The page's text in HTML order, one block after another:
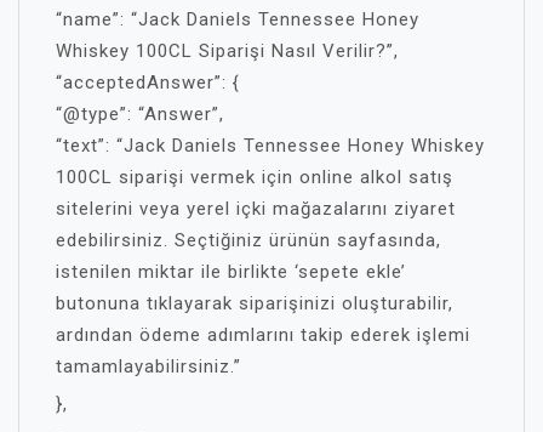
“name”: “Jack Daniels Tennessee Honey
Whiskey 100CL Siparişi Nasıl Verilir?”,
“acceptedAnswer”: {
“@type”: “Answer”,
“text”: “Jack Daniels Tennessee Honey Whiskey
100CL siparişi vermek için online alkol satış
sitelerini veya yerel içki mağazalarını ziyaret
edebilirsiniz. Seçtiğiniz ürünün sayfasında,
istenilen miktar ile birlikte ‘sepete ekle’
butonuna tıklayarak siparişinizi oluşturabilir,
ardından ödeme adımlarını takip ederek işlemi
tamamlayabilirsiniz.”
},